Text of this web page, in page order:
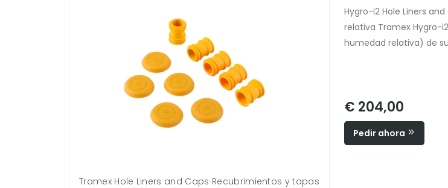
Tramex Hole Liners and Caps Recubrimientos y tapas
Hygro-i2 Hole Liners
relativa Tramex Hygro-
humedad relativa) de
€ 204,00
Pedir ahora